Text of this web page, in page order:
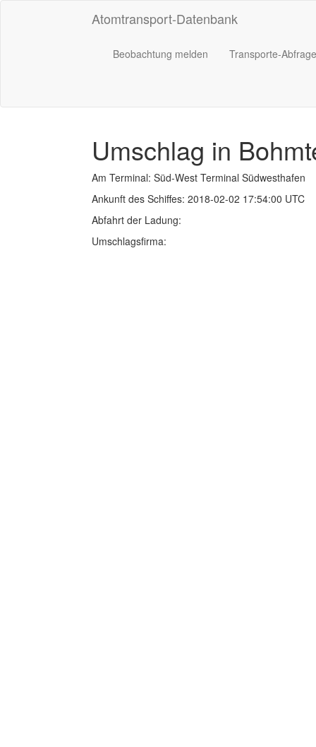
Atomtransport-Datenbank
Beobachtung melden Transporte-Abfrage
Umschlag in
Am Terminal: Süd-West Terminal Südwesthafen
Ankunft des Schiffes: 2018-02-02 17:54:00 UTC
Abfahrt der Ladung:
Umschlagsfirma: